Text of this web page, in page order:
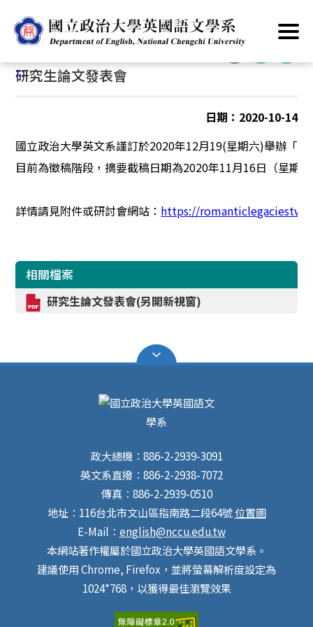
到
主
要
內
首頁 公告資訊 最新消息 / 研究生論文發表會
:::
研究生論文發表會
日期：2020-10-14
國立政治大學英文系謹訂於2020年12月19(星期六)舉辦「
目前為徵稿階段，摘要截稿日期為2020年11月16日（星期
詳情請見附件或研討會網站： https://
相關檔案
研究生論文發表會(另開新視窗)
政大總機：886-2-2939-3091
英文系直撥：886-2-2938-7072
傳真：886-2-2939-0510
地址：116台北市文山區指南路二段64號位置圖
E-Mail： english@nccu.edu.tw
本網站著作權屬於國立政治大學英國語文學系。
建議使用 Chrome, Firefox，並將螢幕解析度設定為
1024*768，以獲得最佳瀏覽效果